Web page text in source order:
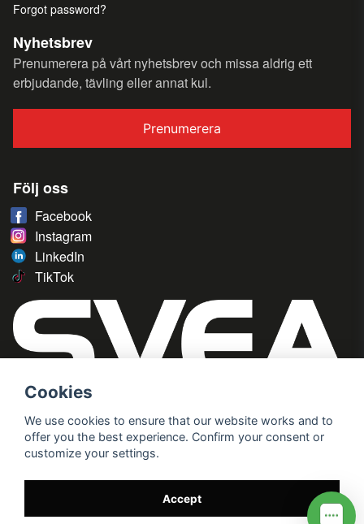
Forgot password?
Nyhetsbrev
Prenumerera på vårt nyhetsbrev och missa aldrig ett
erbjudande, tävling eller annat kul.
Prenumerera
Följ oss
Facebook
Instagram
LinkedIn
TikTok
Cookies
We use cookies to ensure that our website works and to
offer you the best experience. Confirm your consent or
customize your settings.
Accept